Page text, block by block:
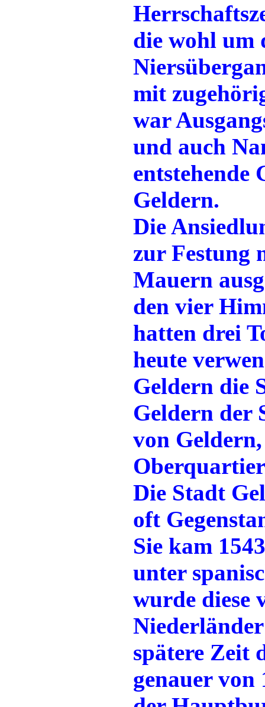
die wohl um
mit
war
und auch
entstehende
Geldern.
Die
zur Festung
Mauern
den vier
hatten drei
heute
Geldern die
Geldern der
von
Die Stadt
oft
Sie kam
unter
wurde diese
spätere Zeit
genauer von